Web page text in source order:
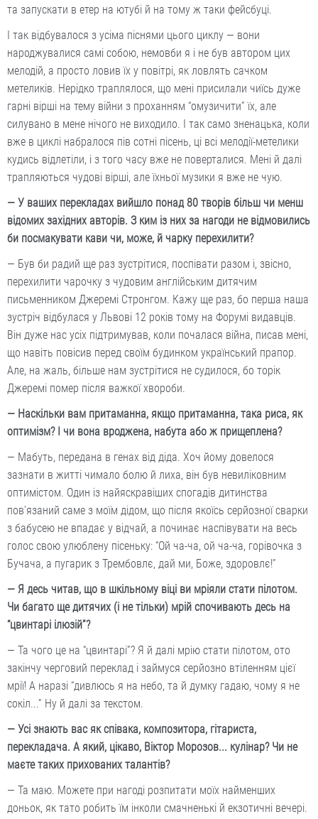
та запускати в етер на ютубі й на тому ж таки фейсбуці.
І так відбувалося з усіма піснями цього циклу — вони
народжувалися самі собою, немовби я і не був автором цих
мелодій, а просто ловив їх у повітрі, як ловлять сачком
метеликів. Нерідко траплялося, що мені присилали чиїсь дуже
гарні вірші на тему війни з проханням “омузичити” їх, але
силувано в мене нічого не виходило. І так само зненацька, коли
вже в циклі набралося пів сотні пісень, ці всі мелодії-метелики
кудись відлетіли, і з того часу вже не поверталися. Мені й далі
трапляються чудові вірші, але їхньої музики я вже не чую.
— У ваших перекладах вийшло понад 80 творів більш чи менш
відомих західних авторів. З ким із них за нагоди не відмовились
би посмакувати кави чи, може, й чарку перехилити?
— Був би радий ще раз зустрітися, поспівати разом і, звісно,
перехилити чарочку з чудовим англійським дитячим
письменником Джеремі Стронгом. Кажу ще раз, бо перша наша
зустріч відбулася у Львові 12 років тому на Форумі видавців.
Він дуже нас усіх підтримував, коли почалася війна, писав мені,
що навіть повісив перед своїм будинком український прапор.
Але, на жаль, більше нам зустрітися не судилося, бо торік
Джеремі помер після важкої хвороби.
— Наскільки вам притаманна, якщо притаманна, така риса, як
оптимізм? I чи вона вроджена, набута або ж прищеплена?
— Мабуть, передана в генах від діда. Хоч йому довелося
зазнати в житті чимало болю й лиха, він був невиліковним
оптимістом. Один із найяскравіших спогадів дитинства
пов’язаний саме з моїм дідом, що після якоїсь серйозної сварки
з бабусею не впадає у відчай, а починає наспівувати на весь
голос свою улюблену пісеньку: “Ой ча-ча, ой ча-ча, горівочка з
Бучача, а пугарик з Трембовлє, дай ми, Боже, здоровлє!”
— Я десь читав, що в шкільному віці ви мріяли стати пілотом.
Чи багато ще дитячих (і не тільки) мрій спочивають десь на
“цвинтарі ілюзій”?
— Та чого це на “цвинтарі”? Я й далі мрію стати пілотом, ото
закінчу черговий переклад і займуся серйозно втіленням цієї
мрії! А наразі “дивлюсь я на небо, та й думку гадаю, чому я не
сокіл...” Ну й далі за текстом.
— Усі знають вас як співака, композитора, гітариста,
перекладача. А який, цікаво, Віктор Морозов... кулінар? Чи не
маєте таких прихованих талантів?
— Та маю. Можете при нагоді розпитати моїх найменших
доньок, як тато робить їм інколи смачненькі й екзотичні вечері.